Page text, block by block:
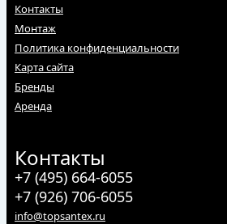
Контакты
Монтаж
Политика конфиденциальности
Карта сайта
Бренды
Аренда
Контакты
+7 (495) 664-6055
+7 (926) 706-6055
info@topsantex.ru